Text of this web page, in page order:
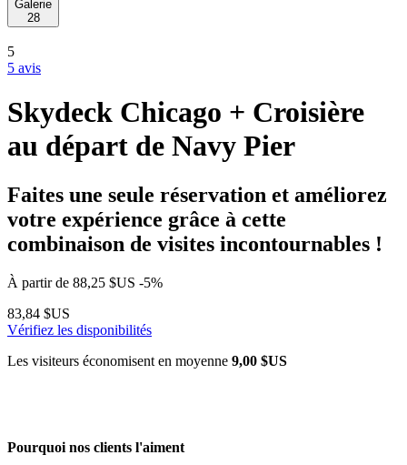
Galerie
28
5
5 avis
Skydeck Chicago + Croisière
au départ de Navy Pier
Faites une seule réservation et améliorez
votre expérience grâce à cette
combinaison de visites incontournables !
À partir de 88,25 $US -5%
83,84 $US
Vérifiez les disponibilités
Les visiteurs économisent en moyenne 9,00 $US
Pourquoi nos clients l'aiment